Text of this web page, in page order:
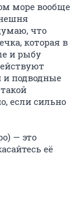
море вообще
что
которая в
и рыбу
и подводные
если сильно
— это
её